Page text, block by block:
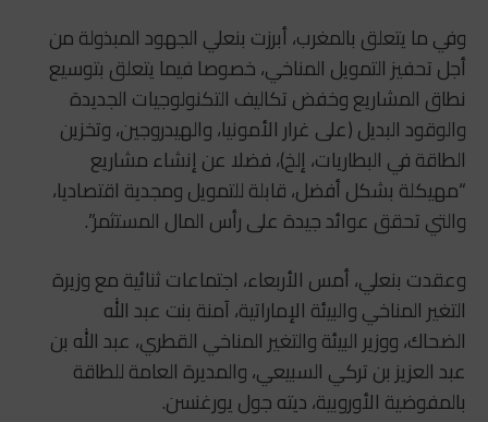
وفي ما يتعلق بالمغرب، أبرزت بنعلي الجهود المبذولة من
أجل تحفيز التمويل المناخي، خصوصا فيما يتعلق بتوسيع
نطاق المشاريع وخفض تكاليف التكنولوجيات الجديدة
والوقود البديل (على غرار الأمونيا، والهيدروجين، وتخزين
الطاقة في البطاريات، إلخ)، فضلا عن إنشاء مشاريع
“مهيكلة بشكل أفضل، قابلة للتمويل ومجدية اقتصاديا،
والتي تحقق عوائد جيدة على رأس المال المستثمر”.
وعقدت بنعلي، أمس الأربعاء، اجتماعات ثنائية مع وزيرة
التغير المناخي والبيئة الإماراتية، آمنة بنت عبد الله
الضحاك، ووزير البيئة والتغير المناخي القطري، عبد الله بن
عبد العزيز بن تركي السبيعي، والمديرة العامة للطاقة
بالمفوضية الأوروبية، ديته جول يورغنسن.